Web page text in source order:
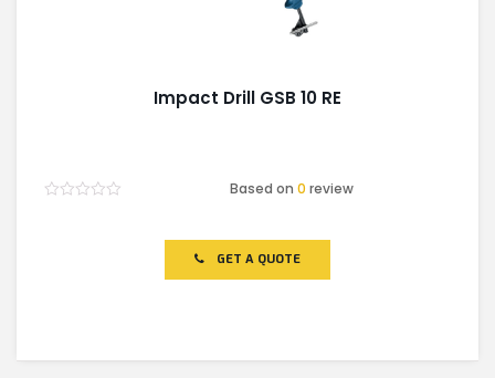
Impact Drill GSB 10 RE
Based on0 review
GET A QUOTE